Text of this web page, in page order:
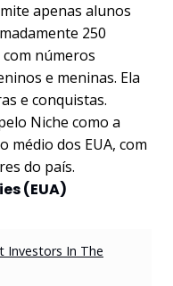
apenas alunos
250
números
e meninas. Ela
e conquistas.
Niche como a
médio dos EUA, com
do país.
(EUA)
Investors In The